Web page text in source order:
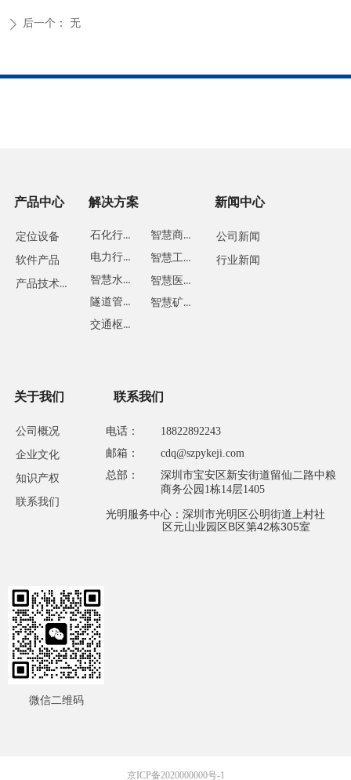
ꄲ 后一个： 无
产品中心
定位设备
软件产品
产品技术方案
解决方案
石化行业
电力行业
智慧水务
隧道管廊
交通枢纽
智慧商业
智慧工地
智慧医疗
智慧矿山
新闻中心
公司新闻
行业新闻
关于我们
公司概况
企业文化
知识产权
联系我们
联系我们
电话：
18822892243
邮箱：
cdq@szpykeji.com
总部：
深圳市宝安区新安街道留仙二路中粮
商务公园1栋14层1405
光明服务中心：深圳市光明区公明街道上村社
区元山业园区B区第42栋305室
微信二维码
京ICP备2020000000号-1